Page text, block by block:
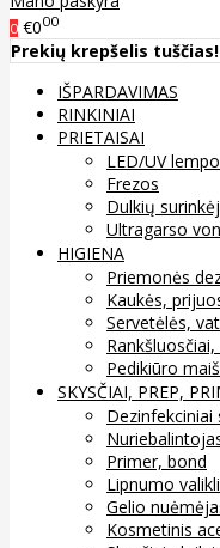
0 €000
Prekių krepšelis tuščias!
IŠPARDAVIMAS
RINKINIAI
PRIETAISAI
LED/UV
Frezos
Dulkių
Ultragarso
HIGIENA
Priemonės
Kaukės,
Servetėlės,
Pedikiūro
SKYSČIAI, PREP,
Dezinfekciniai
Primer, bond
Lipnumo
Gelio
Kosmetinis